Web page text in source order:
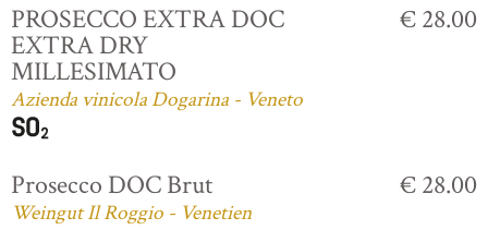
PROSECCO EXTRA DOC
EXTRA DRY
MILLESIMATO
Azienda vinicola Dogarina - Veneto
€ 28.00
Prosecco DOC Brut
Weingut Il Roggio - Venetien
€ 28.00